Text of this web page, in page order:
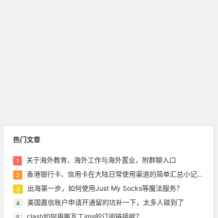
热门文章
1 关于海外教育、海外工作与海外置业，附群聊入口
2 香港银行卡、信用卡在大陆日常使用渠道的简单汇总小记录，含pulse绑定微信等
3 出海第一步，如何使用Just My Socks等魔法服务？
4 美国嘉信账户申请开通留的坑补一下，太多人碰到了